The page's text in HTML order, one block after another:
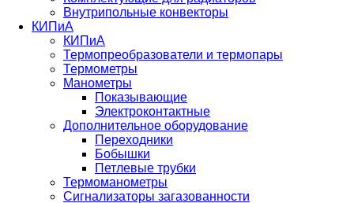
Внутрипольные конвекторы
КИПиА
КИПиА
Термопреобразователи и термопары
Термометры
Манометры
Показывающие
Электроконтактные
Дополнительное оборудование
Переходники
Бобышки
Петлевые трубки
Термоманометры
Сигнализаторы загазованности